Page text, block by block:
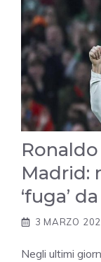
Madrid:
‘fuga’
3 MARZO
Negli ultimi